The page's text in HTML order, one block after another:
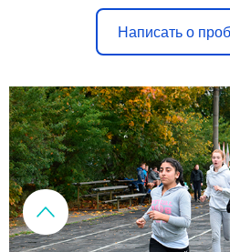
Написать о